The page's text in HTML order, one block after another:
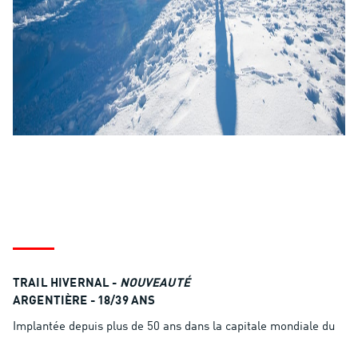
TRAIL HIVERNAL - NOUVEAUTÉ
ARGENTIÈRE - 18/39 ANS
Implantée depuis plus de 50 ans dans la capitale mondiale du